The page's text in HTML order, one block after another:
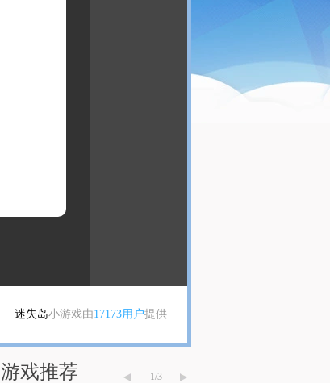
迷失岛小游戏由17173用户提供
游戏推荐 1/3